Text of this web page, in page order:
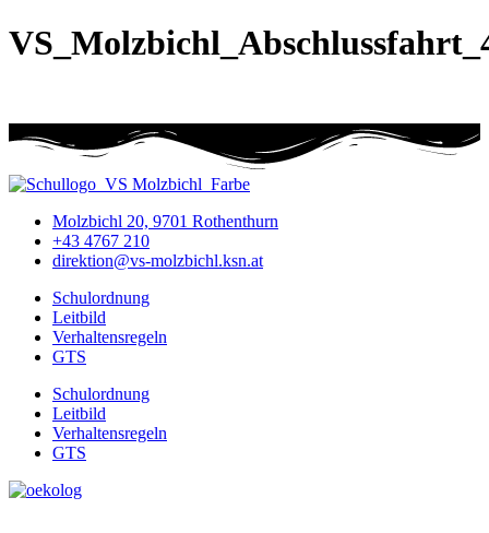
Molzbichl 20, 9701 Rothenthurn
+43 4767 210
direktion@vs-molzbichl.ksn.at
Schulordnung
Leitbild
Verhaltensregeln
GTS
Schulordnung
Leitbild
Verhaltensregeln
GTS